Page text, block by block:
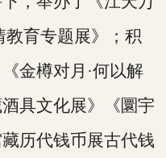
育专题展》；积
金樽对月·何以解
具文化展》《圜宇
历代钱币展古代钱